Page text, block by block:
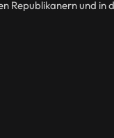
Republikanern und in